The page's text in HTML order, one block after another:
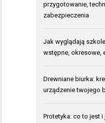
przygotowanie,
zabezpieczenia
Jak wyglądają
wstępne, okresowe,
Drewniane biurka:
urządzenie twojego
Protetyka: co to jest